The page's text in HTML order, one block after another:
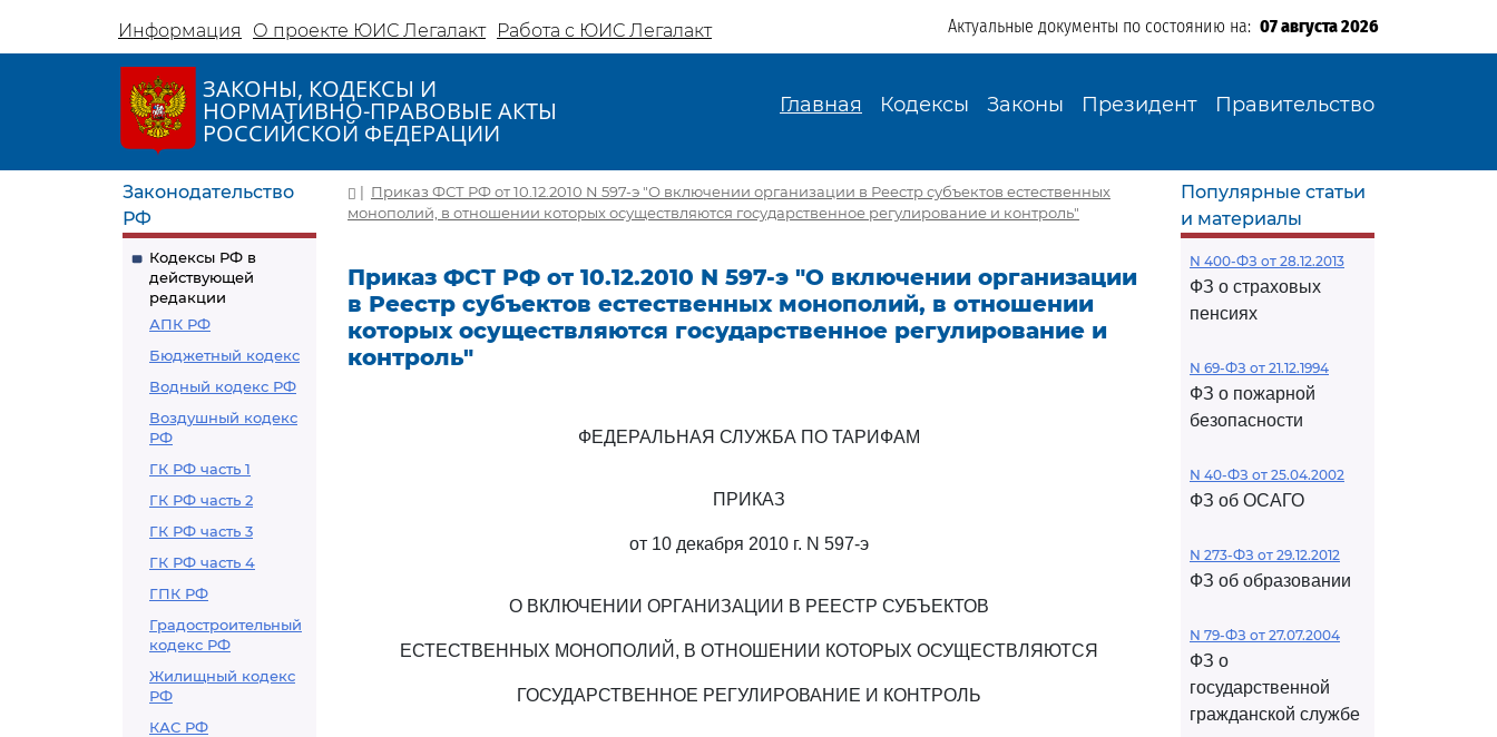
Информация О проекте ЮИС Легалакт Работа с ЮИС Легалакт Актуальные документы по состоянию на: 07 августа 2026
ЗАКОНЫ, КОДЕКСЫ И
НОРМАТИВНО-ПРАВОВЫЕ АКТЫ
РОССИЙСКОЙ ФЕДЕРАЦИИ
Главная Кодексы Законы Президент Правительство
Законодательство
РФ
Кодексы РФ в
действующей
редакции
АПК РФ
Бюджетный кодекс
Водный кодекс РФ
Воздушный кодекс
РФ
ГК РФ часть 1
ГК РФ часть 2
ГК РФ часть 3
ГК РФ часть 4
ГПК РФ
Градостроительный
кодекс РФ
Жилищный кодекс
РФ
КАС РФ
| Приказ ФСТ РФ от 10.12.2010 N 597-э "О включении организации в Реестр субъектов естественных
монополий, в отношении которых осуществляются государственное регулирование и контроль"
Приказ ФСТ РФ от 10.12.2010 N 597-э "О включении организации
в Реестр субъектов естественных монополий, в отношении
которых осуществляются государственное регулирование и
контроль"
ФЕДЕРАЛЬНАЯ СЛУЖБА ПО ТАРИФАМ
ПРИКАЗ
от 10 декабря 2010 г. N 597-э
О ВКЛЮЧЕНИИ ОРГАНИЗАЦИИ В РЕЕСТР СУБЪЕКТОВ
ЕСТЕСТВЕННЫХ МОНОПОЛИЙ, В ОТНОШЕНИИ КОТОРЫХ ОСУЩЕСТВЛЯЮТСЯ
ГОСУДАРСТВЕННОЕ РЕГУЛИРОВАНИЕ И КОНТРОЛЬ
Популярные статьи
и материалы
N 400-ФЗ от 28.12.2013
ФЗ о страховых
пенсиях
N 69-ФЗ от 21.12.1994
ФЗ о пожарной
безопасности
N 40-ФЗ от 25.04.2002
ФЗ об ОСАГО
N 273-ФЗ от 29.12.2012
ФЗ об образовании
N 79-ФЗ от 27.07.2004
ФЗ о
государственной
гражданской службе